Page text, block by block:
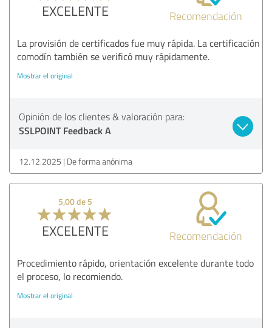
EXCELENTE Recomendación
La provisión de certificados fue muy rápida. La certificación
comodín también se verificó muy rápidamente.
Mostrar el original
Opinión de los clientes & valoración para:
SSLPOINT Feedback A
12.12.2025 De forma anónima
5,00 de 5
EXCELENTE Recomendación
Procedimiento rápido, orientación excelente durante todo
el proceso, lo recomiendo.
Mostrar el original